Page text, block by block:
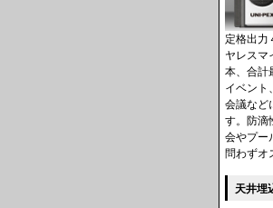
定格出力
ヤレスマ
本、合計
イベント
会議など
す。防滴
会やプー
問わずオ
天井埋